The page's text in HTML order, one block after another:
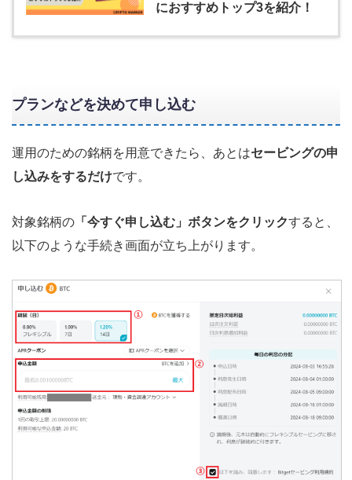
におすすめトップ3を紹介！
プランなどを決めて申し込む
運用のための銘柄を用意できたら、あとはセービングの申
し込みをするだけです。
対象銘柄の 「今すぐ申し込む」ボタンをクリックすると、
以下のような手続き画面が立ち上がります。